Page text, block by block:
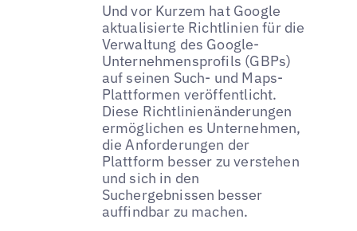
Und vor Kurzem hat Google
aktualisierte Richtlinien für die
Verwaltung des Google-
Unternehmensprofils (GBPs)
auf seinen Such- und Maps-
Plattformen veröffentlicht.
Diese Richtlinienänderungen
ermöglichen es Unternehmen,
die Anforderungen der
Plattform besser zu verstehen
und sich in den
Suchergebnissen besser
auffindbar zu machen.